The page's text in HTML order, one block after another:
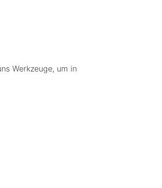
Werkzeuge, um in